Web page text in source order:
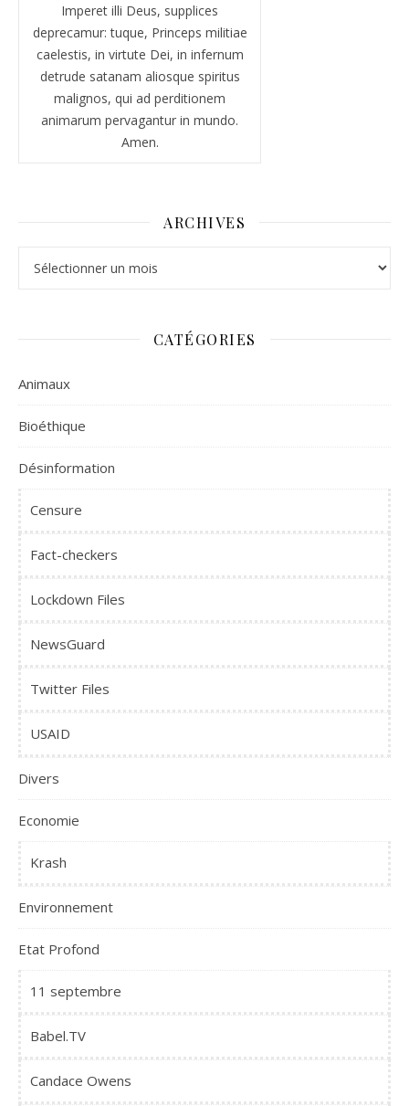
Imperet illi Deus, supplices
deprecamur: tuque, Princeps militiae
caelestis, in virtute Dei, in infernum
detrude satanam aliosque spiritus
malignos, qui ad perditionem
animarum pervagantur in mundo.
Amen.
ARCHIVES
CATÉGORIES
Animaux
Bioéthique
Désinformation
Censure
Fact-checkers
Lockdown Files
NewsGuard
Twitter Files
USAID
Divers
Economie
Krash
Environnement
Etat Profond
11 septembre
Babel.TV
Candace Owens